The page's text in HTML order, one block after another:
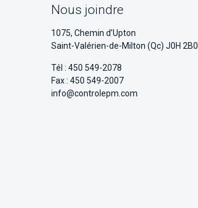
Nous joindre
1075, Chemin d’Upton
Saint-Valérien-de-Milton (Qc) J0H 2B0
Tél : 450 549-2078
Fax : 450 549-2007
info@controlepm.com